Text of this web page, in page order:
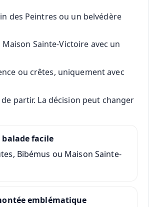
des Peintres ou un belvédère
Sainte-Victoire avec un
ou crêtes, uniquement avec
partir. La décision peut changer
balade facile
Bibémus ou Maison Sainte-
emblématique